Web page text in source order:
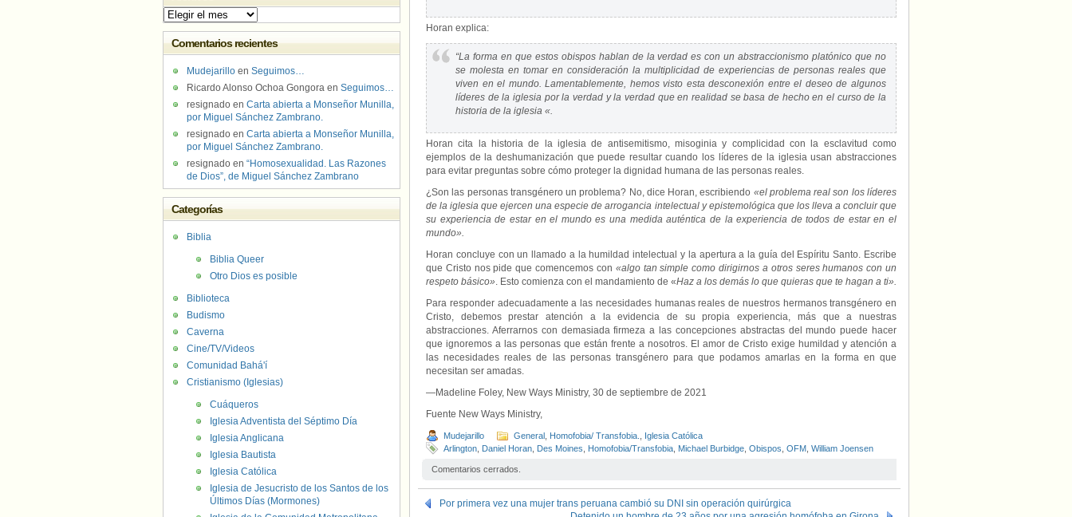
Horan explica:
“La forma en que estos obispos hablan de la verdad es con un abstraccionismo platónico que no
se molesta en tomar en consideración la multiplicidad de experiencias de personas reales que
viven en el mundo. Lamentablemente, hemos visto esta desconexión entre el deseo de algunos
líderes de la iglesia por la verdad y la verdad que en realidad se basa de hecho en el curso de la
historia de la iglesia «.
Horan cita la historia de la iglesia de antisemitismo, misoginia y complicidad con la esclavitud como
ejemplos de la deshumanización que puede resultar cuando los líderes de la iglesia usan abstracciones
para evitar preguntas sobre cómo proteger la dignidad humana de las personas reales.
¿Son las personas transgénero un problema? No, dice Horan, escribiendo «el problema real son los líderes
de la iglesia que ejercen una especie de arrogancia intelectual y epistemológica que los lleva a concluir que
su experiencia de estar en el mundo es una medida auténtica de la experiencia de todos de estar en el
mundo».
Horan concluye con un llamado a la humildad intelectual y la apertura a la guía del Espíritu Santo. Escribe
que Cristo nos pide que comencemos con «algo tan simple como dirigirnos a otros seres humanos con un
respeto básico». Esto comienza con el mandamiento de «Haz a los demás lo que quieras que te hagan a ti».
Para responder adecuadamente a las necesidades humanas reales de nuestros hermanos transgénero en
Cristo, debemos prestar atención a la evidencia de su propia experiencia, más que a nuestras
abstracciones. Aferrarnos con demasiada firmeza a las concepciones abstractas del mundo puede hacer
que ignoremos a las personas que están frente a nosotros. El amor de Cristo exige humildad y atención a
las necesidades reales de las personas transgénero para que podamos amarlas en la forma en que
necesitan ser amadas.
—Madeline Foley, New Ways Ministry, 30 de septiembre de 2021
Fuente New Ways Ministry,
Mudejarillo General Homofobia/ Transfobia.
Iglesia Católica
Arlington Daniel Horan Des Moines Homofobia/Transfobia Michael Burbidge Obispos OFM William Joensen
Comentarios cerrados.
Por primera vez una mujer trans peruana cambió su DNI sin operación quirúrgica
Archivos
Comentarios recientes
Mudejarillo en Seguimos…
Ricardo Alonso Ochoa Gongora en Seguimos…
resignado en Carta abierta a Monseñor Munilla,
por Miguel Sánchez Zambrano.
resignado en Carta abierta a Monseñor Munilla,
por Miguel Sánchez Zambrano.
resignado en “Homosexualidad. Las Razones
de Dios”, de Miguel Sánchez Zambrano
Categorías
Biblia
Biblia Queer
Otro Dios es posible
Biblioteca
Budismo
Caverna
Cine/TV/Videos
Comunidad Bahá'í
Cristianismo (Iglesias)
Cuáqueros
Iglesia Adventista del Séptimo Día
Iglesia Anglicana
Iglesia Bautista
Iglesia Católica
Iglesia de Jesucristo de los Santos de los
Últimos Días (Mormones)